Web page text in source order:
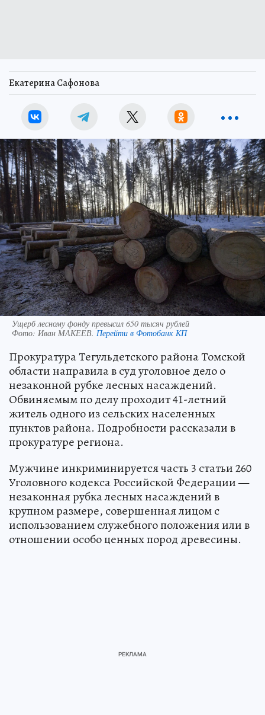
Екатерина Сафонова
Ущерб лесному фонду превысил 650 тысяч рублей
Фото: Иван МАКЕЕВ. Перейти в Фотобанк КП
Прокуратура Тегульдетского района Томской
области направила в суд уголовное дело о
незаконной рубке лесных насаждений.
Обвиняемым по делу проходит 41-летний
житель одного из сельских населенных
пунктов района. Подробности рассказали в
прокуратуре региона.
Мужчине инкриминируется часть 3 статьи 260
Уголовного кодекса Российской Федерации —
незаконная рубка лесных насаждений в
крупном размере, совершенная лицом с
использованием служебного положения или в
отношении особо ценных пород древесины.